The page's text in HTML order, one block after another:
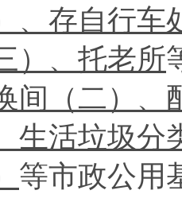
、存自行车
）、托老所
间（二）、
生活垃圾分
等市政公用